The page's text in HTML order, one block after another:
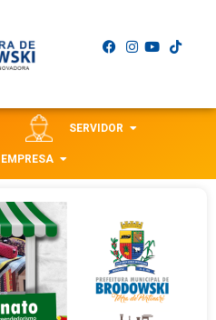
SERVIDOR
EMPRESA